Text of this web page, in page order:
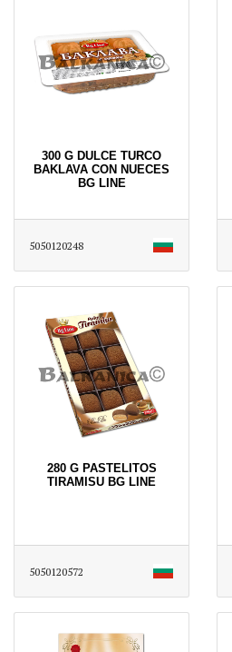
300 G DULCE TURCO
BAKLAVA CON NUECES
BG LINE
5050120248
280 G PASTELITOS
TIRAMISU BG LINE
5050120572